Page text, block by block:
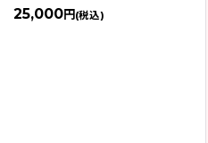
25,000円 (税込)